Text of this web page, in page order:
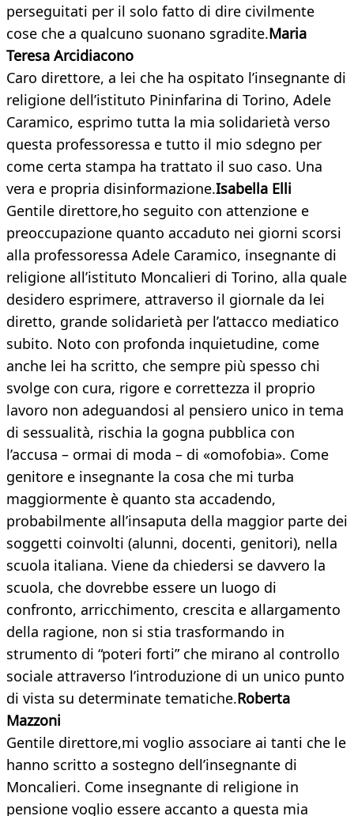
perseguitati per il solo fatto di dire civilmente
cose che a qualcuno suonano sgradite.Maria
Teresa Arcidiacono
Caro direttore, a lei che ha ospitato l’insegnante di
religione dell’istituto Pininfarina di Torino, Adele
Caramico, esprimo tutta la mia solidarietà verso
questa professoressa e tutto il mio sdegno per
come certa stampa ha trattato il suo caso. Una
vera e propria disinformazione.Isabella Elli
Gentile direttore,ho seguito con attenzione e
preoccupazione quanto accaduto nei giorni scorsi
alla professoressa Adele Caramico, insegnante di
religione all’istituto Moncalieri di Torino, alla quale
desidero esprimere, attraverso il giornale da lei
diretto, grande solidarietà per l’attacco mediatico
subito. Noto con profonda inquietudine, come
anche lei ha scritto, che sempre più spesso chi
svolge con cura, rigore e correttezza il proprio
lavoro non adeguandosi al pensiero unico in tema
di sessualità, rischia la gogna pubblica con
l’accusa – ormai di moda – di «omofobia». Come
genitore e insegnante la cosa che mi turba
maggiormente è quanto sta accadendo,
probabilmente all’insaputa della maggior parte dei
soggetti coinvolti (alunni, docenti, genitori), nella
scuola italiana. Viene da chiedersi se davvero la
scuola, che dovrebbe essere un luogo di
confronto, arricchimento, crescita e allargamento
della ragione, non si stia trasformando in
strumento di “poteri forti” che mirano al controllo
sociale attraverso l’introduzione di un unico punto
di vista su determinate tematiche.Roberta
Mazzoni
Gentile direttore,mi voglio associare ai tanti che le
hanno scritto a sostegno dell’insegnante di
Moncalieri. Come insegnante di religione in
pensione voglio essere accanto a questa mia